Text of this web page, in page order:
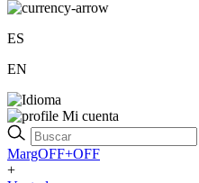
ES
EN
Mi cuenta
MargOFF+OFF
+